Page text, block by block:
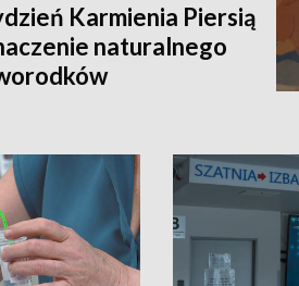
Karmienia Piersią
naturalnego